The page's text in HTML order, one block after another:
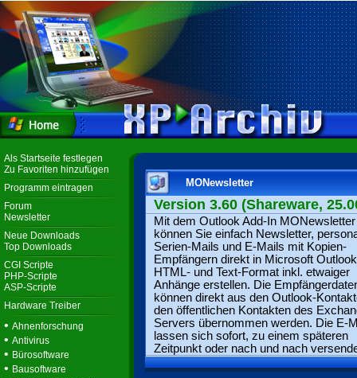
Als Startseite festlegen
Zu Favoriten hinzufügen
Programm eintragen
Forum
Newsletter
Neue Downloads
Top Downloads
CGI Scripte
PHP-Scripte
ASP-Scripte
Hardware Treiber
• Ahnenforschung
• Antivirus
• Bürosoftware
• Bausoftware
MONewsletter
Version 3.60 (Shareware,
Mit dem Outlook Add-In MONewsletter
können Sie einfach Newsletter,
Serien-Mails und E-Mails mit Kopien-
Empfängern direkt in Microsoft
HTML- und Text-Format inkl. etwaiger
Anhänge erstellen. Die
können direkt aus den Outlook-
den öffentlichen Kontakten des
Servers übernommen werden. Die E-
lassen sich sofort, zu einem späteren
Zeitpunkt oder nach und nach